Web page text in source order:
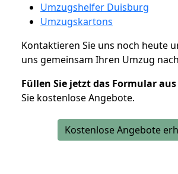
Umzugshelfer Duisburg
Umzugskartons
Kontaktieren Sie uns noch heute
uns gemeinsam Ihren Umzug
Füllen Sie jetzt das Formular aus
Sie kostenlose Angebote.
Kostenlose Angebote